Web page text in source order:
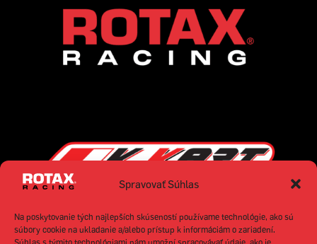
Spravovať Súhlas
Na poskytovanie tých najlepších skúseností používame technológie, ako sú
súbory cookie na ukladanie a/alebo prístup k informáciám o zariadení.